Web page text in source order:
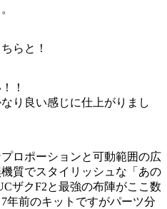
らと！
！
り良い感じに仕上がりまし
ロポーションと可動範囲の広
質でスタイリッシュな「あの
ザクF2と最強の布陣がここ数
年前のキットですがパーツ分